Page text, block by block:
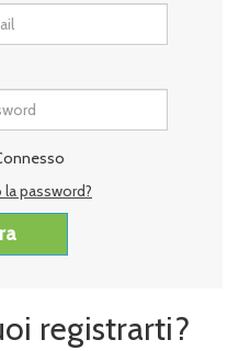
password?
registrarti?